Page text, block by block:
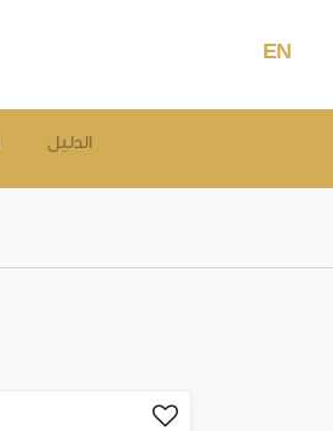
EN
الدليل